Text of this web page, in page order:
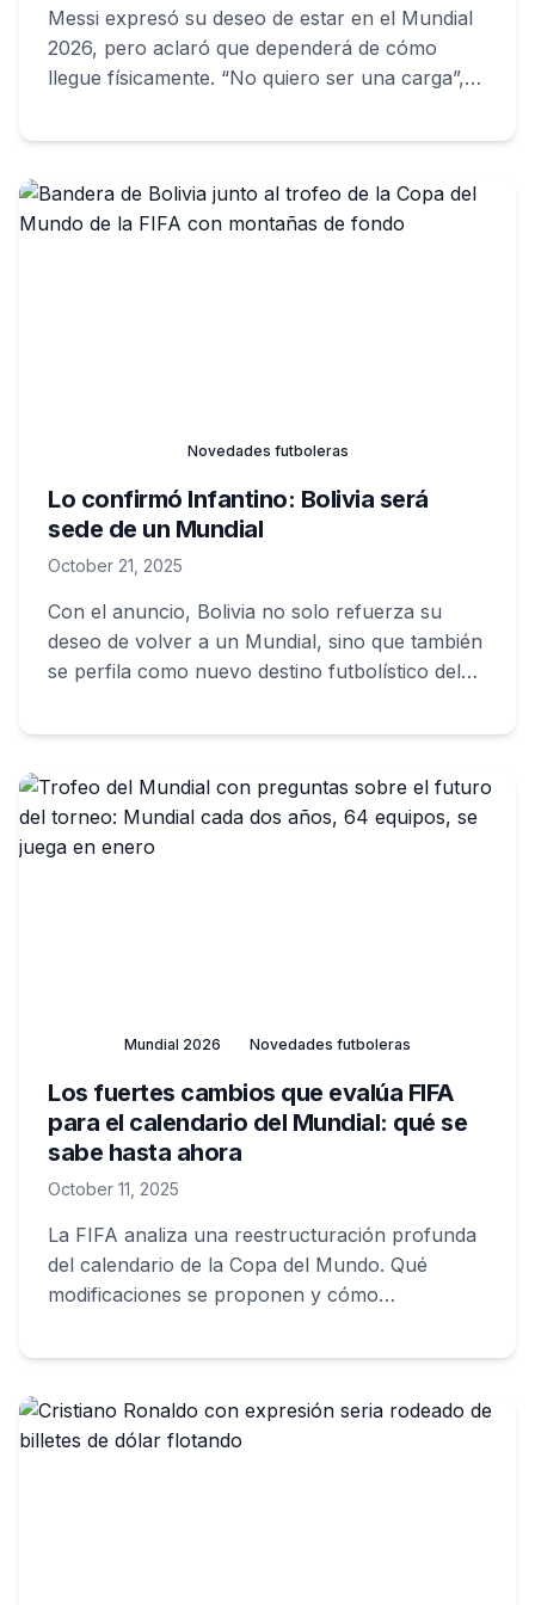
Messi expresó su deseo de estar en el Mundial
2026, pero aclaró que dependerá de cómo
llegue físicamente. “No quiero ser una carga”,
Novedades futboleras
Lo confirmó Infantino: Bolivia será
sede de un Mundial
October 21, 2025
Con el anuncio, Bolivia no solo refuerza su
deseo de volver a un Mundial, sino que también
se perfila como nuevo destino futbolístico del
Mundial 2026 Novedades futboleras
Los fuertes cambios que evalúa FIFA
para el calendario del Mundial: qué se
sabe hasta ahora
October 11, 2025
La FIFA analiza una reestructuración profunda
del calendario de la Copa del Mundo. Qué
modificaciones se proponen y cómo